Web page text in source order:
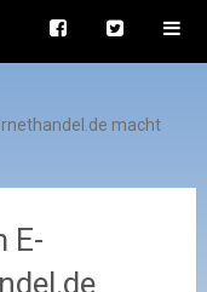
macht
E-